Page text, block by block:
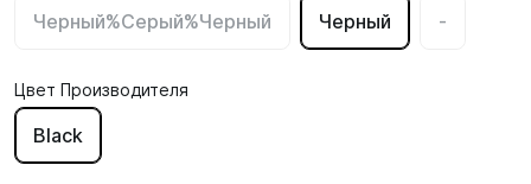
Черный%Серый%Черный Черный -
Цвет Производителя
Black